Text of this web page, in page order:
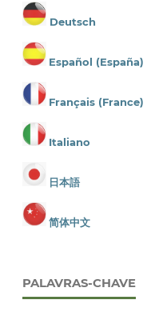
Deutsch
Español (España)
Français (France)
Italiano
日本語
简体中文
PALAVRAS-CHAVE